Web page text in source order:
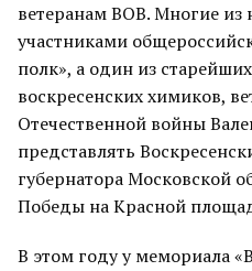
ветеранам ВОВ. Многие из
участниками
полк», а один из
воскресенских химиков,
Отечественной войны
представлять
губернатора Московской
Победы на Красной
В этом году у мемориала